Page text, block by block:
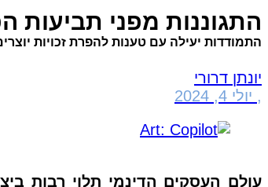
התגוננות מפני תביעות
התמודדות יעילה עם טענות להפרת זכויות
יונתן דרורי
, יולי 4, 2024
עולם העסקים הדינמי תלוי רבות